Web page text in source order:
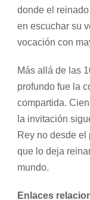
donde el
en escuchar su
vocación con
Más allá de las
profundo fue la
compartida.
la invitación
Rey no desde el
que lo deja
mundo.
Enlaces